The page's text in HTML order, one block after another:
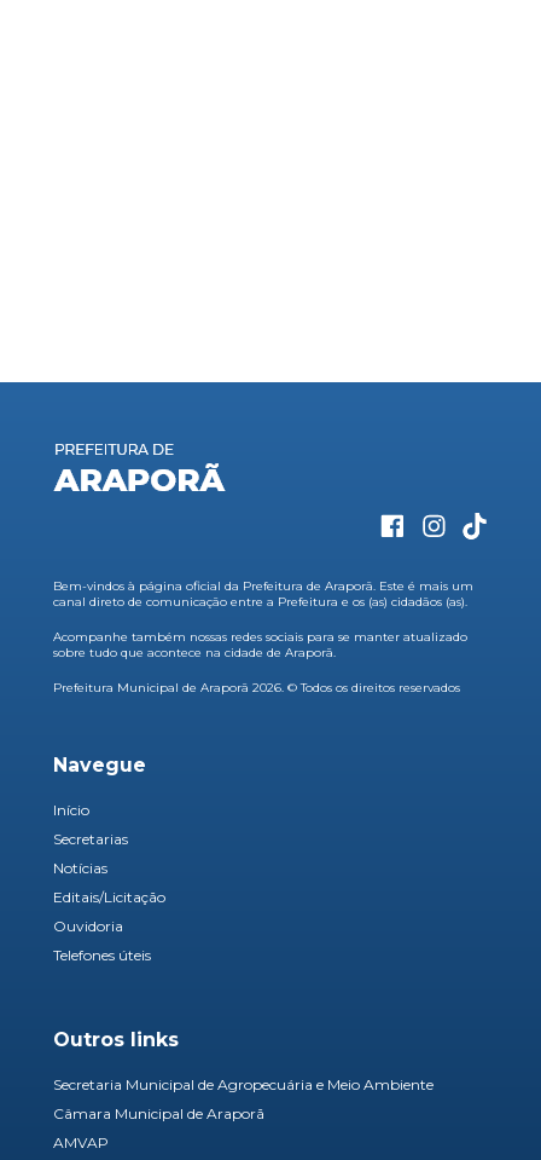
Bem-vindos à página oficial da Prefeitura de Araporã. Este é mais um
canal direto de comunicação entre a Prefeitura e os (as) cidadãos (as).
Acompanhe também nossas redes sociais para se manter atualizado
sobre tudo que acontece na cidade de Araporã.
Prefeitura Municipal de Araporã 2026. © Todos os direitos reservados
Navegue
Início
Secretarias
Notícias
Editais/Licitação
Ouvidoria
Telefones úteis
Outros links
Secretaria Municipal de Agropecuária e Meio Ambiente
Câmara Municipal de Araporã
AMVAP